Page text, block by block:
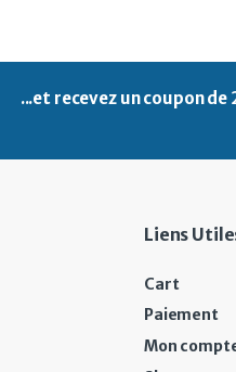
...et recevez uncoupon de
Liens
Cart
Paiement
Mon